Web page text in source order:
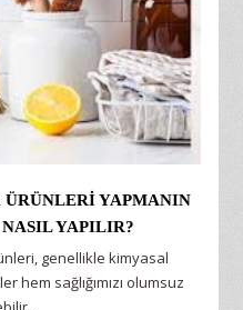
YAPMANIN
YAPILIR?
genellikle kimyasal
hem sağlığımızı olumsuz